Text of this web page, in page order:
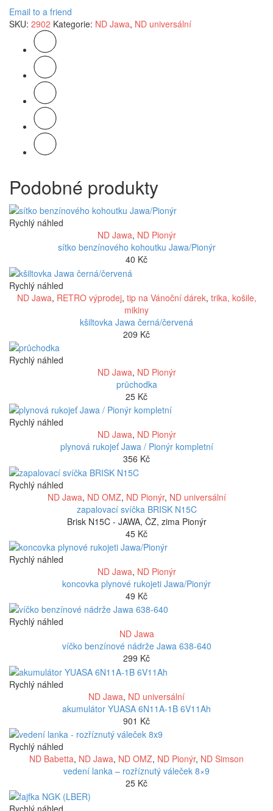
Email to a friend
SKU: 2902 Kategorie: ND Jawa, ND universální
Podobné produkty
Rychlý náhled
ND Jawa, ND Pionýr
sítko benzínového kohoutku Jawa/Pionýr
40 Kč
Rychlý náhled
ND Jawa, RETRO výprodej, tip na Vánoční dárek, trika, košile,
mikiny
kšiltovka Jawa černá/červená
209 Kč
Rychlý náhled
ND Jawa, ND Pionýr
průchodka
25 Kč
Rychlý náhled
ND Jawa, ND Pionýr
plynová rukojeť Jawa / Pionýr kompletní
356 Kč
Rychlý náhled
ND Jawa, ND OMZ, ND Pionýr, ND universální
zapalovací svíčka BRISK N15C
Brisk N15C - JAWA, ČZ, zima Pionýr
45 Kč
Rychlý náhled
ND Jawa, ND Pionýr
koncovka plynové rukojeti Jawa/Pionýr
49 Kč
Rychlý náhled
ND Jawa
víčko benzínové nádrže Jawa 638-640
299 Kč
Rychlý náhled
ND Jawa, ND universální
akumulátor YUASA 6N11A-1B 6V11Ah
901 Kč
Rychlý náhled
ND Babetta, ND Jawa, ND OMZ, ND Pionýr, ND Simson
vedení lanka – rozříznutý váleček 8×9
25 Kč